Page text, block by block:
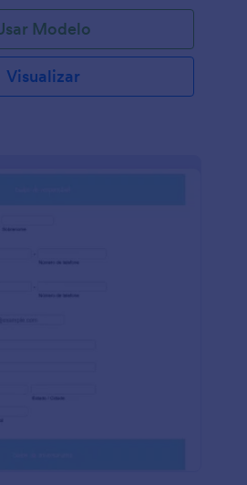
contra a COVID-19, um
gratuito do JotForm. Você pode
para se adequar as suas
pela conformidade com a
os dados dos pacientes seguros,
paciente anteriormente - uma
reservas no mesmo horário!
adicionar o seu logo, incluir
ainda mais o design
de terceiros como
Sheets, Slack, ou qualquer
integrações gratuitas
a maneira com que você faz
Formulário para Agendamento
Modelo
Visualizar